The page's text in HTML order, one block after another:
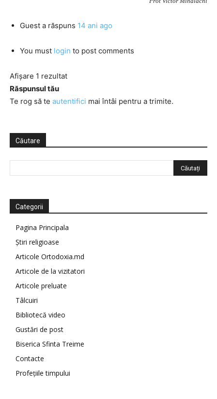
Guest a răspuns 14 ani ago
You must login to post comments
Afișare 1 rezultat
Răspunsul tău
Te rog să te autentifici mai întâi pentru a trimite.
Căutare
Categorii
Pagina Principala
Știri religioase
Articole Ortodoxia.md
Articole de la vizitatori
Articole preluate
Tâlcuiri
Bibliotecă video
Gustări de post
Biserica Sfinta Treime
Contacte
Profețiile timpului